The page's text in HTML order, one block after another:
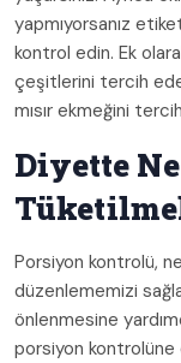
yapmıyorsanız
kontrol edin. Ek
çeşitlerini tercih
mısır ekmeğini
Diyette
Porsiyon kontrolü,
düzenlememizi
önlenmesine
porsiyon